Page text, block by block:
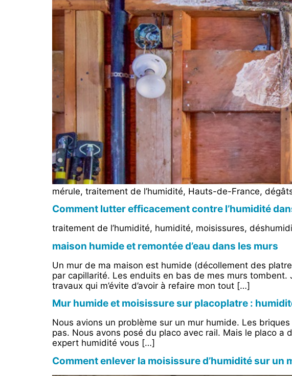
mérule, traitement de l’humidité, Hauts-de-France,
Comment lutter efficacement contre l’humidité
traitement de l’humidité, humidité, moisissures,
maison humide et remontée d’eau dans les murs
Un mur de ma maison est humide (décollement des
par capillarité. Les enduits en bas de mes murs
travaux qui m’évite d’avoir à refaire mon tout […]
Mur humide et moisissure sur placoplatre :
Nous avions un problème sur un mur humide. Les
pas. Nous avons posé du placo avec rail. Mais le placo a
expert humidité vous […]
Comment enlever la moisissure d’humidité sur un